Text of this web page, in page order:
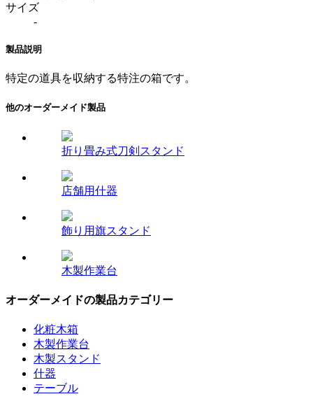
サイズ
-
製品説明
特定の道具を収納する特注の箱です。
他のオーダーメイド製品
折り畳み式刀剣スタンド
店舗用什器
飾り用旗スタンド
木製作業台
オーダーメイドの製品カテゴリー
化粧木箱
木製作業台
木製スタンド
什器
テーブル